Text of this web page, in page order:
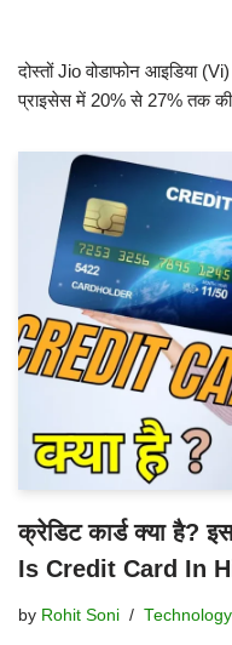
दोस्तों Jio वोडाफोन आइडिया
प्राइसेस में 20% से 27% तक
क्रेडिट कार्ड क्या है?
Is Credit Card In
by Rohit Soni Technology